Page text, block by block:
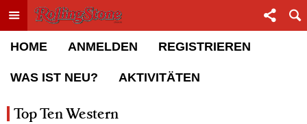
Toggle menu
Rolling Stone Forum
HOME ANMELDEN REGISTRIEREN
WAS IST NEU? AKTIVITÄTEN
Top Ten Western